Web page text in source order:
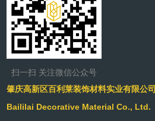
扫一扫 关注微信公众号
肇庆高新区百利莱装饰材料实业有限公司
Baililai Decorative Material Co., Ltd.